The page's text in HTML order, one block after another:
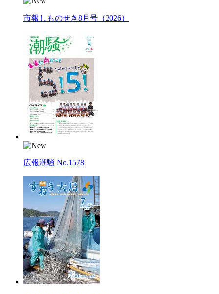
市報しものせき8月号（2026）
広報潮騒 No.1578